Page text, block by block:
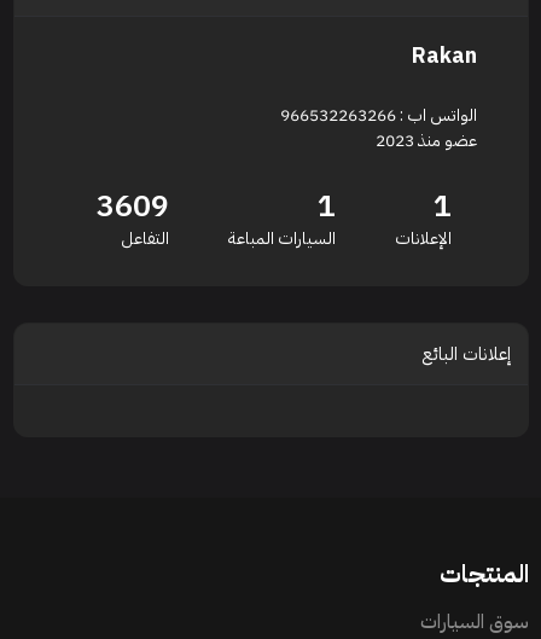
Rakan
الواتس اب : 966532263266
عضو منذ 2023
1
الإعلانات
1
السيارات المباعة
3609
التفاعل
إعلانات البائع
المنتجات
سوق السيارات